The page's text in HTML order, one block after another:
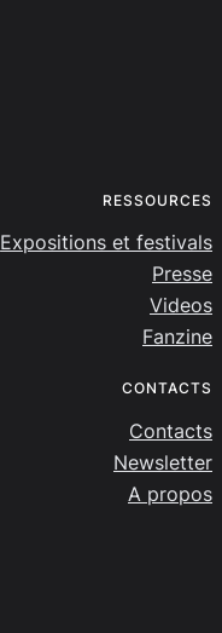
RESSOURCES
Expositions et festivals
Presse
Videos
Fanzine
CONTACTS
Contacts
Newsletter
A propos